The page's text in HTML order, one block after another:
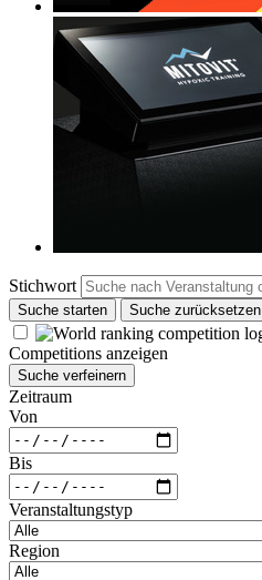
Stichwort
Suche starten Suche zurücksetzen
Competitions anzeigen
Suche verfeinern
Zeitraum
Von
Bis
Veranstaltungstyp
Region